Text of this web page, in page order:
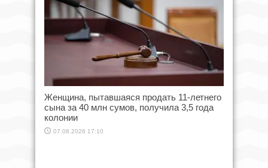
Женщина, пытавшаяся продать 11-летнего
сына за 40 млн сумов, получила 3,5 года
колонии
07.08.2026 17:10